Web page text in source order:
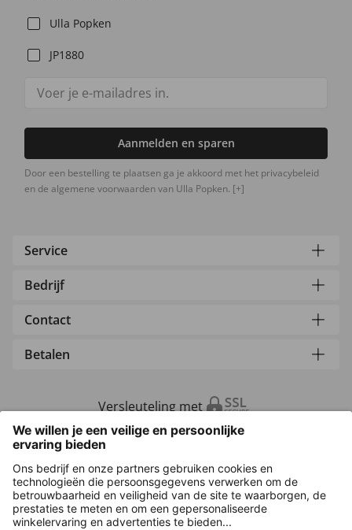
Ulla Popken
JP1880
Aanmelden en sparen
Door een bestelling te plaatsen ga je akkoord met het privacybeleid
en de algemene voorwaarden van Ulla Popken. [+]
Service
Bedrijf
Contact
Betalen
Versleuteling met
Overige webwinkels
Nederland